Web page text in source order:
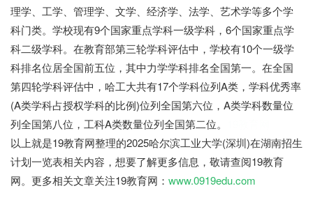
理学、工学、管理学、文学、经济学、法学、艺术学等多个学
科门类。学校现有9个国家重点学科一级学科，6个国家重点学
科二级学科。在教育部第三轮学科评估中，学校有10个一级学
科排名位居全国前五位，其中力学学科排名全国第一。在全国
第四轮学科评估中，哈工大共有17个学科位列A类，学科优秀率
(A类学科占授权学科的比例)位列全国第六位，A类学科数量位
列全国第八位，工科A类数量位列全国第二位。
以上就是19教育网整理的2025哈尔滨工业大学(深圳)在湖南招生
计划一览表相关内容，想要了解更多信息，敬请查阅19教育
网。更多相关文章关注19教育网： www.0919edu.com